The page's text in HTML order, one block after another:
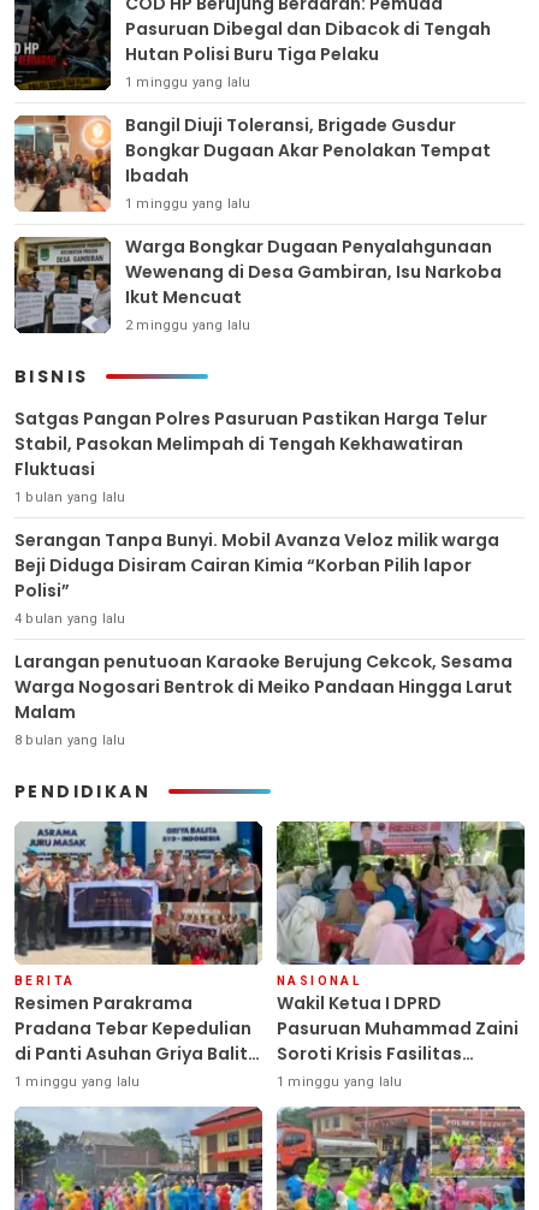
Pasuruan Dibegal dan Dibacok di Tengah
Hutan Polisi Buru Tiga Pelaku
1 minggu yang lalu
Bangil Diuji Toleransi, Brigade Gusdur
Bongkar Dugaan Akar Penolakan Tempat
Ibadah
1 minggu yang lalu
Warga Bongkar Dugaan Penyalahgunaan
Wewenang di Desa Gambiran, Isu Narkoba
Ikut Mencuat
2 minggu yang lalu
BISNIS
Satgas Pangan Polres Pasuruan Pastikan Harga Telur
Stabil, Pasokan Melimpah di Tengah Kekhawatiran
Fluktuasi
1 bulan yang lalu
Serangan Tanpa Bunyi. Mobil Avanza Veloz milik warga
Beji Diduga Disiram Cairan Kimia “Korban Pilih lapor
Polisi”
4 bulan yang lalu
Larangan penutuoan Karaoke Berujung Cekcok, Sesama
Warga Nogosari Bentrok di Meiko Pandaan Hingga Larut
Malam
8 bulan yang lalu
PENDIDIKAN
BERITA
Resimen Parakrama
Pradana Tebar Kepedulian
di Panti Asuhan Griya Balita
SYD, Peluk Hangat Balita
Terlantar “POLRI Hadir
Dengan Hati”
1 minggu yang lalu
NASIONAL
Wakil Ketua I DPRD
Pasuruan Muhammad Zaini
Soroti Krisis Fasilitas
Sekolah di Tengah Efisiensi
Anggaran
1 minggu yang lalu